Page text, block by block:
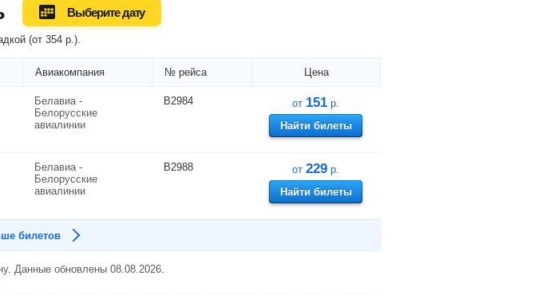
Выберите дату
(от 354 р.).
Авиакомпания № рейса Цена
Белавиа -
Белорусские
авиалинии
B2984 от 151 р.
Найти билеты
Белавиа -
Белорусские
авиалинии
B2988 от 229 р.
Найти билеты
билетов
Данные обновлены 08.08.2026.